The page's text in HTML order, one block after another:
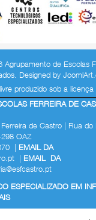
Agrupamento de Escolas
Designed by
produzido sob a licença
FERREIRA DE
de Castro | Rua do
OAZ
| EMAIL DA
| EMAIL DA
ESPECIALIZADO EM